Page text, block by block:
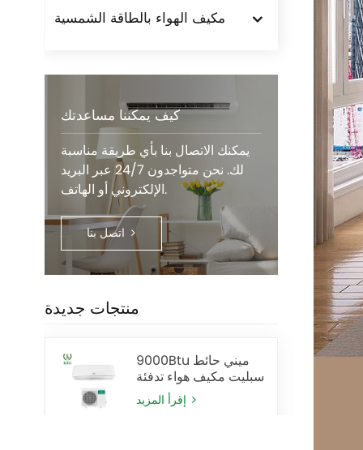
مكيف الهواء بالطاقة الشمسية
كيف يمكننا مساعدتك
يمكنك الاتصال بنا بأي طريقة مناسبة
لك. نحن متواجدون 24/7 عبر البريد
الإلكتروني أو الهاتف.
منتجات جديدة
9000Btu ميني حائط
سبليت مكيف هواء تدفئة
وتبريد